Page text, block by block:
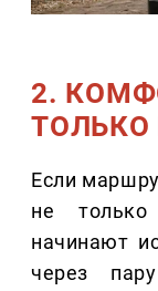
2.
Если
не
начинают
через